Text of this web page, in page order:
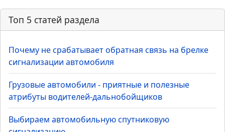
В объявлении стоит знакомое слово:
«автомат». Для многих покупателей это звучит
спокойно. Педали сце…
Топ 5 статей раздела